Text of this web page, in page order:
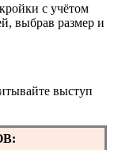
с учётом
выбрав размер и
выступ